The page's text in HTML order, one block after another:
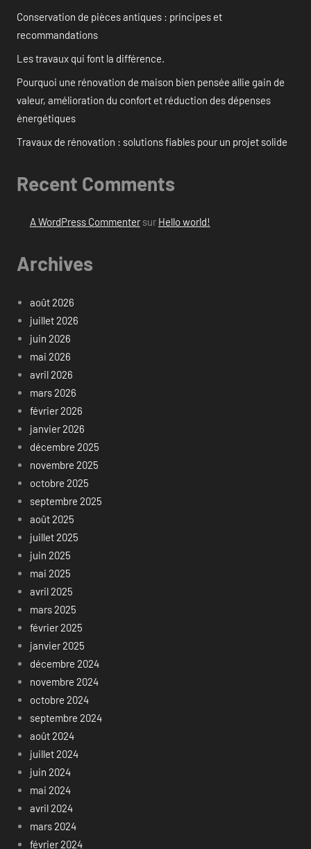
Conservation de pièces antiques : principes et
recommandations
Les travaux qui font la différence.
Pourquoi une rénovation de maison bien pensée allie gain de
valeur, amélioration du confort et réduction des dépenses
énergétiques
Travaux de rénovation : solutions fiables pour un projet solide
Recent Comments
A WordPress Commentersur Hello world!
Archives
août 2026
juillet 2026
juin 2026
mai 2026
avril 2026
mars 2026
février 2026
janvier 2026
décembre 2025
novembre 2025
octobre 2025
septembre 2025
août 2025
juillet 2025
juin 2025
mai 2025
avril 2025
mars 2025
février 2025
janvier 2025
décembre 2024
novembre 2024
octobre 2024
septembre 2024
août 2024
juillet 2024
juin 2024
mai 2024
avril 2024
mars 2024
février 2024